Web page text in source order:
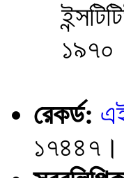
রেকর্ড:
১৭৪৪৭।